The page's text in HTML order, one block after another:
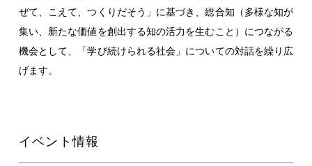
ぜて、こえて、つくりだそう」に基づき、総合知（多様な知が
集い、新たな価値を創出する知の活力を生むこと）につながる
機会として、「学び続けられる社会」についての対話を繰り広
げます。
イベント情報